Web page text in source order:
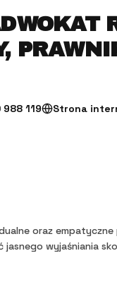
119 Strona
oraz
wyjaśniania